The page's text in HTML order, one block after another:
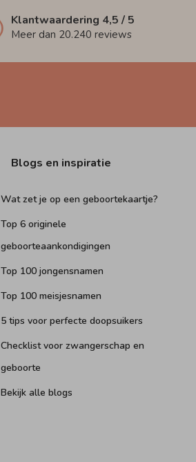
Klantwaardering 4,5 / 5
Meer dan 20.240 reviews
Blogs en inspiratie
Wat zet je op een geboortekaartje?
Top 6 originele
geboorteaankondigingen
Top 100 jongensnamen
Top 100 meisjesnamen
5 tips voor perfecte doopsuikers
Checklist voor zwangerschap en
geboorte
Bekijk alle blogs